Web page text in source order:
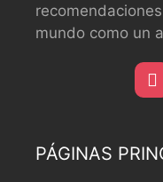
mundo como un
PÁGINAS